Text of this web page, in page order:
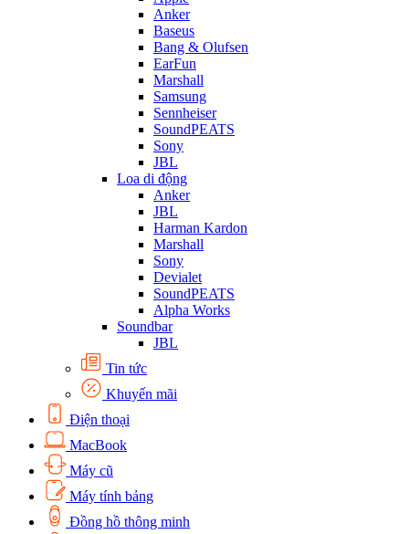
Anker
Baseus
Bang & Olufsen
EarFun
Marshall
Samsung
Sennheiser
SoundPEATS
Sony
JBL
Loa di động
Anker
JBL
Harman Kardon
Marshall
Sony
Devialet
SoundPEATS
Alpha Works
Soundbar
JBL
Tin tức
Khuyến mãi
Điện thoại
MacBook
Máy cũ
Máy tính bảng
Đồng hồ thông minh